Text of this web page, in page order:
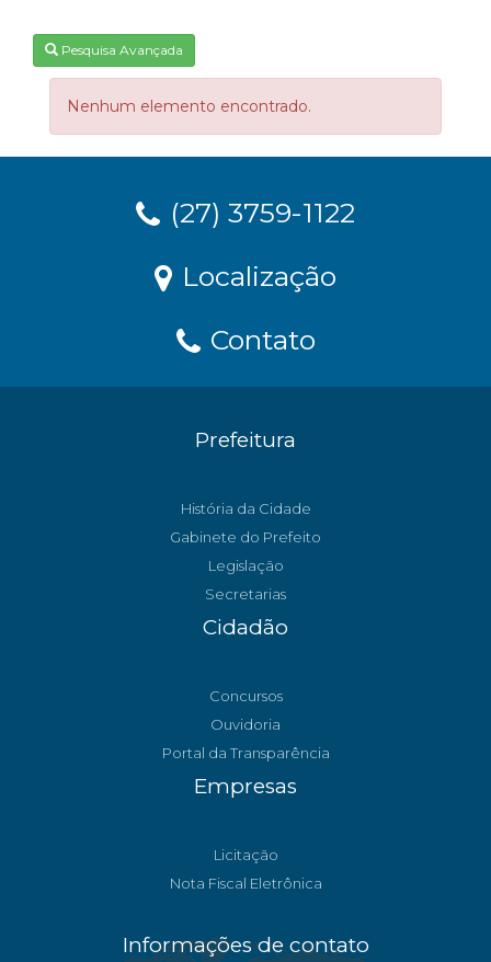
Pesquisa Avançada
Nenhum elemento encontrado.
(27) 3759-1122
Localização
Contato
Prefeitura
História da Cidade
Gabinete do Prefeito
Legislação
Secretarias
Cidadão
Concursos
Ouvidoria
Portal da Transparência
Empresas
Licitação
Nota Fiscal Eletrônica
Informações de contato